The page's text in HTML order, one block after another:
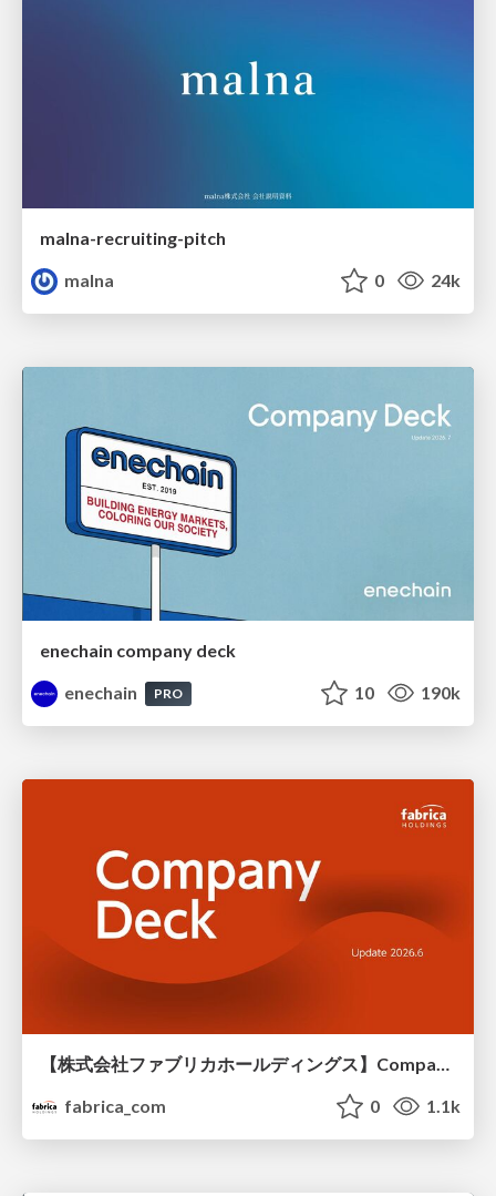
malna-recruiting-pitch
malna
0 24k
enechain company deck
enechain
PRO 10 190k
fabrica_com
0 1.1k